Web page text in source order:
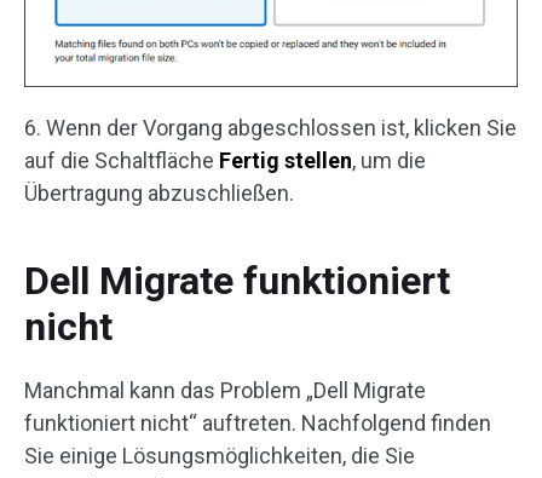
6. Wenn der Vorgang abgeschlossen ist, klicken Sie
auf die Schaltfläche Fertig stellen, um die
Übertragung abzuschließen.
Dell Migrate funktioniert
nicht
Manchmal kann das Problem „Dell Migrate
funktioniert nicht“ auftreten. Nachfolgend finden
Sie einige Lösungsmöglichkeiten, die Sie